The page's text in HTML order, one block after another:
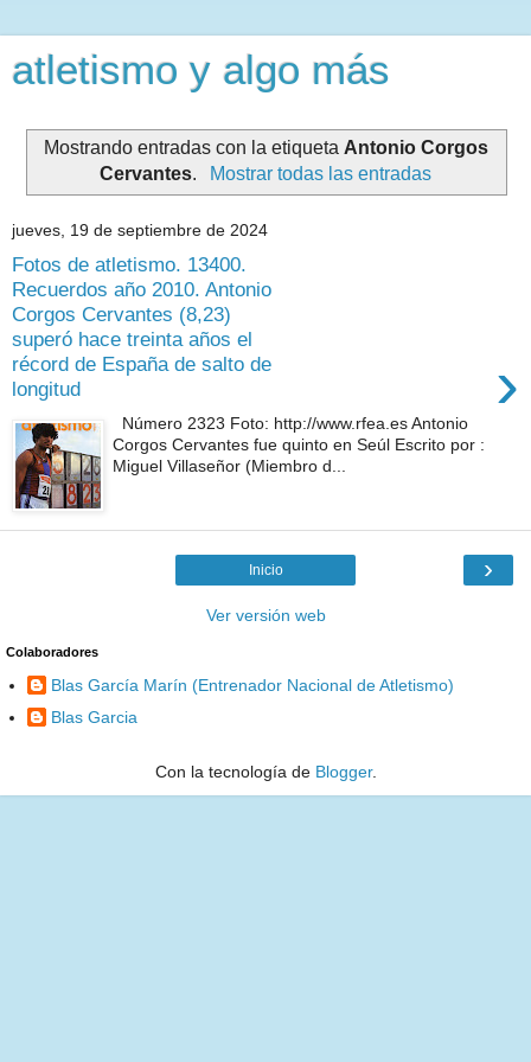
atletismo y algo más
Mostrando entradas con la etiqueta Antonio Corgos
Cervantes. Mostrar todas las entradas
jueves, 19 de septiembre de 2024
Fotos de atletismo. 13400.
Recuerdos año 2010. Antonio
Corgos Cervantes (8,23)
superó hace treinta años el
récord de España de salto de
longitud
›
Número 2323 Foto: http://www.rfea.es Antonio
Corgos Cervantes fue quinto en Seúl Escrito por :
Miguel Villaseñor (Miembro d...
›
Inicio
Ver versión web
Colaboradores
Blas García Marín (Entrenador Nacional de Atletismo)
Blas Garcia
Con la tecnología de Blogger.